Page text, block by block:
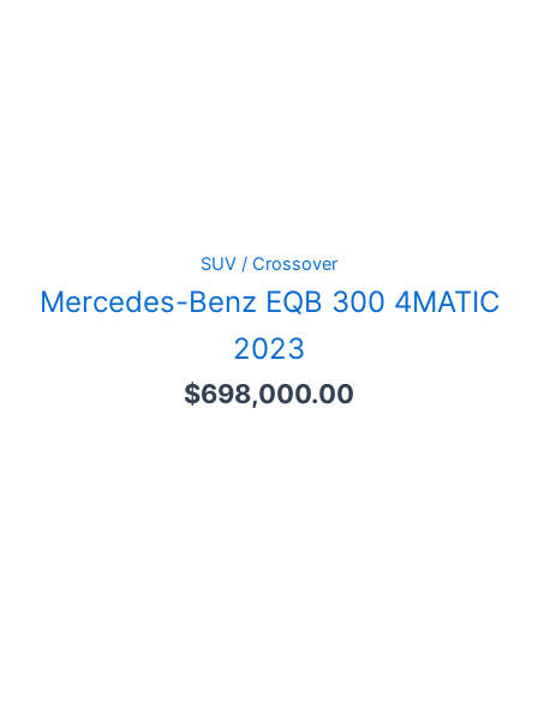
SUV / Crossover
Mercedes-Benz EQB 300 4MATIC
2023
$698,000.00